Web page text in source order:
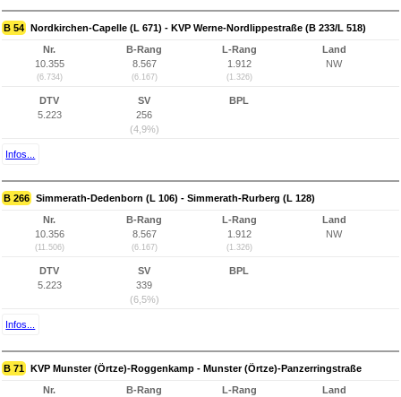
B 54 Nordkirchen-Capelle (L 671) - KVP Werne-Nordlippestraße (B 233/L 518)
Nr.
10.355
(6.734)
B-Rang
8.567
(6.167)
L-Rang
1.912
(1.326)
Land
NW
DTV
5.223
SV
256
(4,9%)
BPL
Infos...
B 266 Simmerath-Dedenborn (L 106) - Simmerath-Rurberg (L 128)
Nr.
10.356
(11.506)
B-Rang
8.567
(6.167)
L-Rang
1.912
(1.326)
Land
NW
DTV
5.223
SV
339
(6,5%)
BPL
Infos...
B 71 KVP Munster (Örtze)-Roggenkamp - Munster (Örtze)-Panzerringstraße
Nr.
B-Rang
L-Rang
Land